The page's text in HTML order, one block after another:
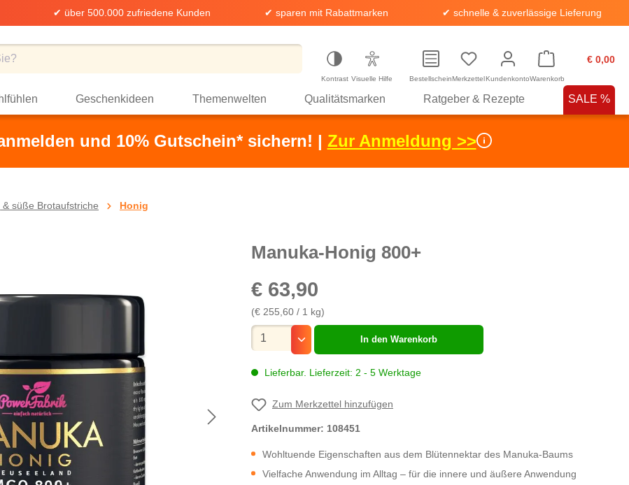
✔ über 500.000 zufriedene Kunden ✔ sparen mit Rabattmarken ✔ schnelle & zuverlässige Lieferung
Kontrast Visuelle Hilfe BestellscheinMerkzettelKundenkonto
€ 0,00
Warenkorb
Geschenkideen Themenwelten Qualitätsmarken Ratgeber & Rezepte SALE %
und 10% Gutschein* sichern! | Zur Anmeldung >>
& süße Brotaufstriche Honig
Manuka-Honig 800+
€ 63,90
(€ 255,60 / 1 kg)
Lieferbar. Lieferzeit: 2 - 5 Werktage
Mengenauswahl
In den Warenkorb
Zum Merkzettel hinzufügen
Artikelnummer: 108451
Wohltuende Eigenschaften aus dem Blütennektar des Manuka-Baums
Vielfache Anwendung im Alltag – für die innere und äußere Anwendung